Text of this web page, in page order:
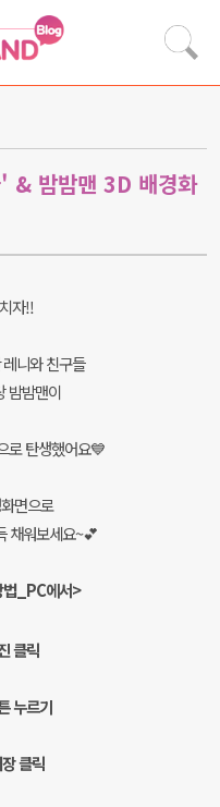
& 밤밤맨 3D 배경화
자!!
니와 친구들
밤밤맨이
로 탄생했어요💙
면으로
채워보세요~💕
법_PC에서>
클릭
누르기
클릭